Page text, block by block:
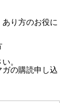
あり方のお役に
。
の購読申し込